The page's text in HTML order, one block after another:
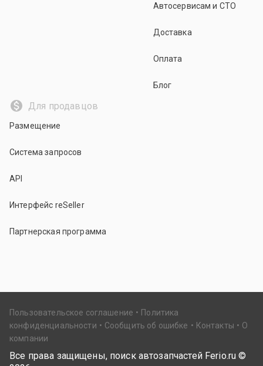
Автосервисам и СТО
Доставка
Оплата
Блог
Для продавцов
Размещение
Система запросов
API
Интерфейс reSeller
Партнерская программа
Пользовательское соглашение
Политика
конфиденциальности
Сообщить об ошибке Контакты
О
компании
Все права защищены, поиск автозапчастей Ferio.ru ©